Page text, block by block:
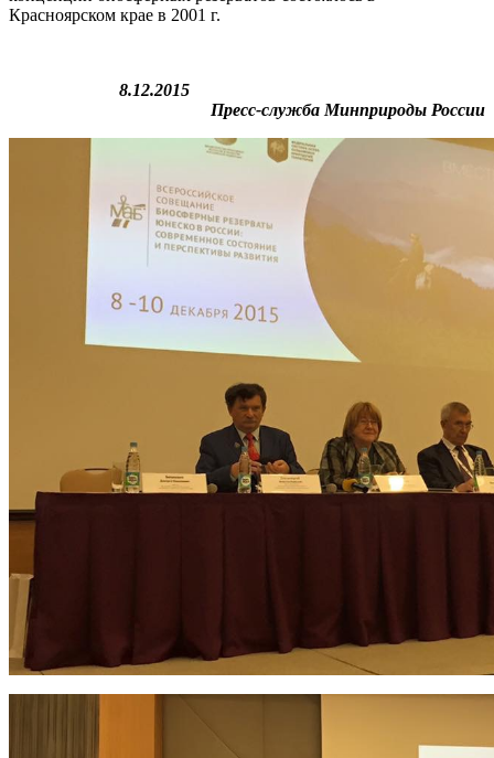
Красноярском крае в 2001 г.
8.12.2015
Пресс-служба Минприроды России